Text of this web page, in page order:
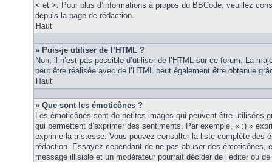
< et >. Pour plus d’informations à propos du BBCode, veuillez
depuis la page de rédaction.
Haut
» Puis-je utiliser de l’HTML ?
Non, il n’est pas possible d’utiliser de l’HTML sur ce forum. La
peut être réalisée avec de l’HTML peut également être obtenue
Haut
» Que sont les émoticônes ?
Les émoticônes sont de petites images qui peuvent être utilisées
qui permettent d’exprimer des sentiments. Par exemple, « :) »
exprime la tristesse. Vous pouvez consulter la liste complète des
rédaction. Essayez cependant de ne pas abuser des émoticônes,
message illisible et un modérateur pourrait décider de l’éditer ou